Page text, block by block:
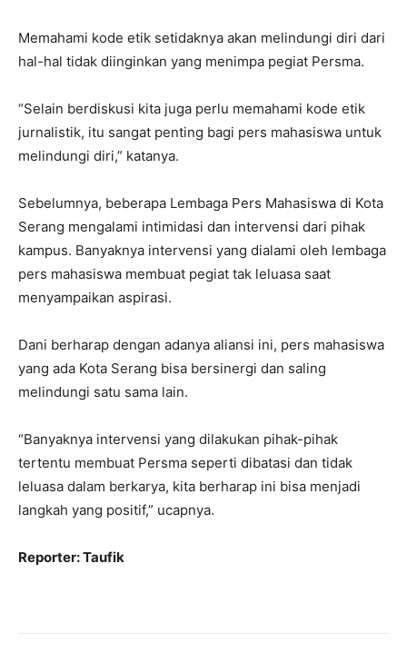
Memahami kode etik setidaknya akan melindungi diri dari
hal-hal tidak diinginkan yang menimpa pegiat Persma.
“Selain berdiskusi kita juga perlu memahami kode etik
jurnalistik, itu sangat penting bagi pers mahasiswa untuk
melindungi diri,” katanya.
Sebelumnya, beberapa Lembaga Pers Mahasiswa di Kota
Serang mengalami intimidasi dan intervensi dari pihak
kampus. Banyaknya intervensi yang dialami oleh lembaga
pers mahasiswa membuat pegiat tak leluasa saat
menyampaikan aspirasi.
Dani berharap dengan adanya aliansi ini, pers mahasiswa
yang ada Kota Serang bisa bersinergi dan saling
melindungi satu sama lain.
“Banyaknya intervensi yang dilakukan pihak-pihak
tertentu membuat Persma seperti dibatasi dan tidak
leluasa dalam berkarya, kita berharap ini bisa menjadi
langkah yang positif,” ucapnya.
Reporter: Taufik